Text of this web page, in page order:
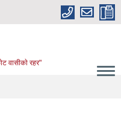
वासीकाे रहर"